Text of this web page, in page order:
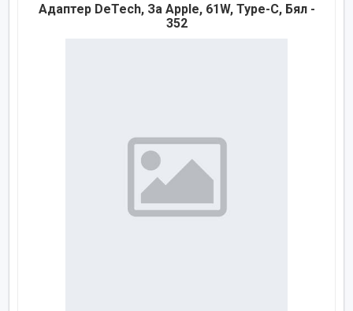
Адаптер DeTech, За Apple, 61W, Type-C, Бял -
352